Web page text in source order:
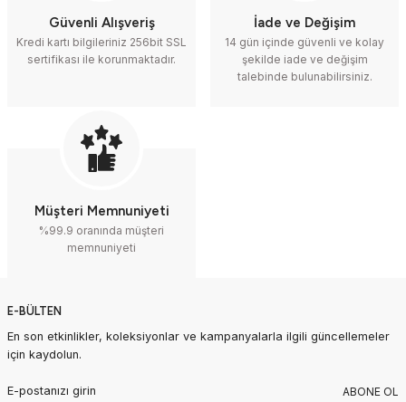
Güvenli Alışveriş
Kredi kartı bilgileriniz 256bit SSL
sertifikası ile korunmaktadır.
İade ve Değişim
14 gün içinde güvenli ve kolay
şekilde iade ve değişim
talebinde bulunabilirsiniz.
Müşteri Memnuniyeti
%99.9 oranında müşteri
memnuniyeti
E-BÜLTEN
En son etkinlikler, koleksiyonlar ve kampanyalarla ilgili güncellemeler
için kaydolun.
ABONE OL